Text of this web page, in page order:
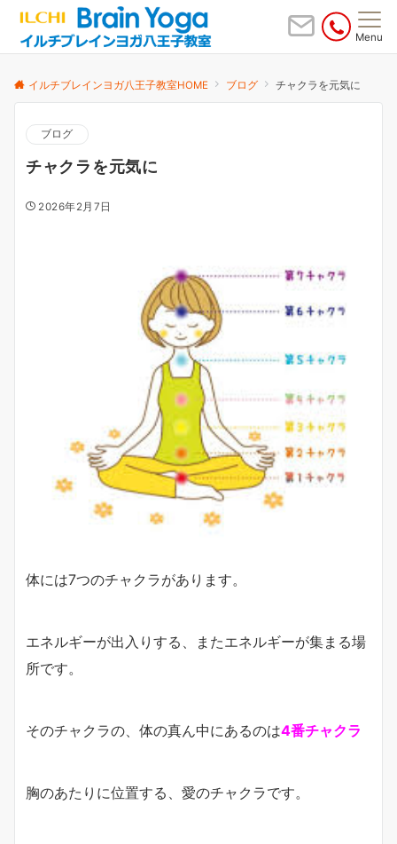
Menu
イルチブレインヨガ八王子教室HOME ブログ チャクラを元気に
ブログ
チャクラを元気に
2026年2月7日
体には7つのチャクラがあります。
エネルギーが出入りする、またエネルギーが集まる場
所です。
そのチャクラの、体の真ん中にあるのは4番チャクラ
胸のあたりに位置する、愛のチャクラです。